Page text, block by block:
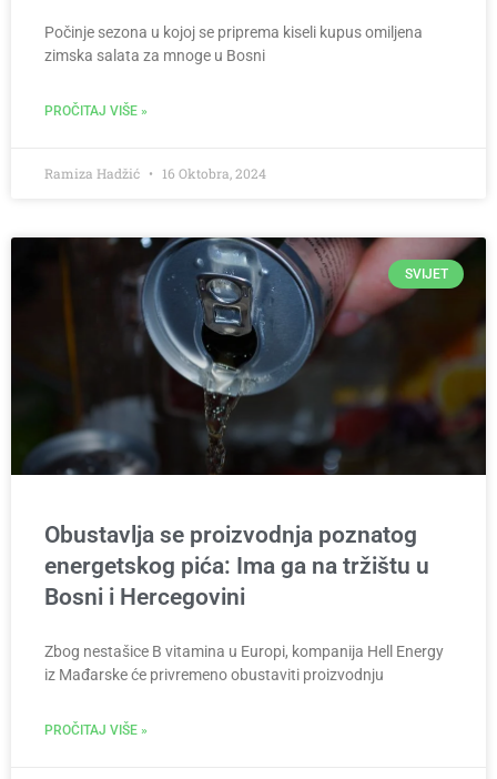
Počinje sezona u kojoj se priprema kiseli kupus omiljena
zimska salata za mnoge u Bosni
PROČITAJ VIŠE »
Ramiza Hadžić 16 Oktobra, 2024
SVIJET
Obustavlja se proizvodnja poznatog
energetskog pića: Ima ga na tržištu u
Bosni i Hercegovini
Zbog nestašice B vitamina u Europi, kompanija Hell Energy
iz Mađarske će privremeno obustaviti proizvodnju
PROČITAJ VIŠE »